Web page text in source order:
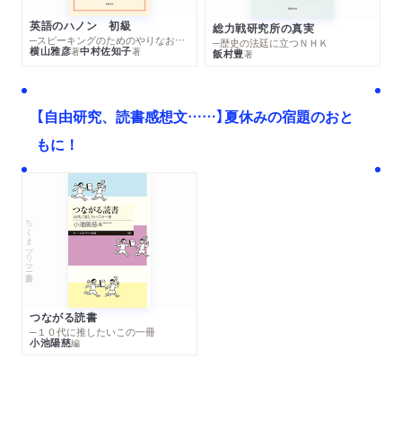
英語のハノン 初級
─スピーキングのためのやりなおし英文法スーパードリル
横山雅彦著中村佐知子著
総力戦研究所の真実
─歴史の法廷に立つＮＨＫ
飯村豊著
【自由研究、読書感想文……】夏休みの宿題のおと
もに！
ちくまプリマー新書
つながる読書
─１０代に推したいこの一冊
小池陽慈編